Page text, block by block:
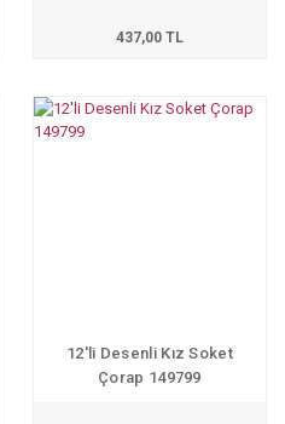
437,00 TL
12'li Desenli Kız Soket
Çorap 149799